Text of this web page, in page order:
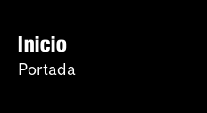
Inicio
Portada